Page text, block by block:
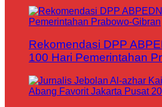
Rekomendasi DPP
100 Hari Pemerintahan